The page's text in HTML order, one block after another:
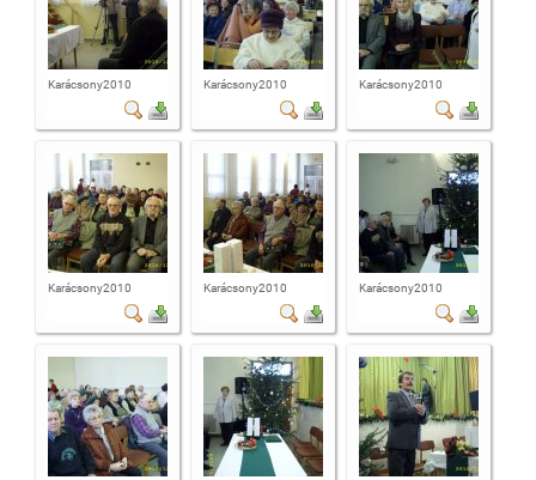
Karácsony2010 Karácsony2010 Karácsony2010
Karácsony2010 Karácsony2010 Karácsony2010